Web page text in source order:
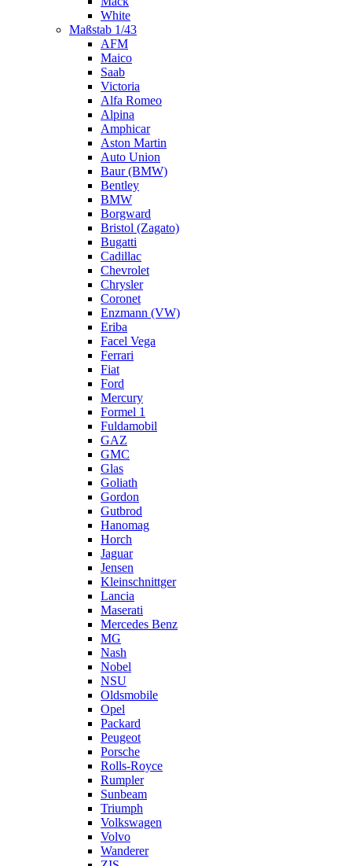
White
Maßstab 1/43
AFM
Maico
Saab
Victoria
Alfa Romeo
Alpina
Amphicar
Aston Martin
Auto Union
Baur (BMW)
Bentley
BMW
Borgward
Bristol (Zagato)
Bugatti
Cadillac
Chevrolet
Chrysler
Coronet
Enzmann (VW)
Eriba
Facel Vega
Ferrari
Fiat
Ford
Mercury
Formel 1
Fuldamobil
GAZ
GMC
Glas
Goliath
Gordon
Gutbrod
Hanomag
Horch
Jaguar
Jensen
Kleinschnittger
Lancia
Maserati
Mercedes Benz
MG
Nash
Nobel
NSU
Oldsmobile
Opel
Packard
Peugeot
Porsche
Rolls-Royce
Rumpler
Sunbeam
Triumph
Volkswagen
Volvo
Wanderer